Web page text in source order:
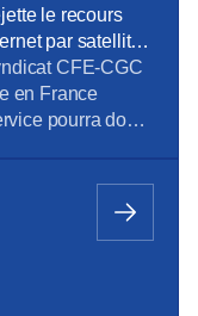
très loin
très grande
le recours
par satellite
CFE-CGC
en France
pourra donc
de la décision